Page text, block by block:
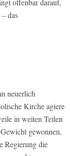
das
neuerlich
Kirche agiere
in weiten Teilen
gewonnen,
Regierung die